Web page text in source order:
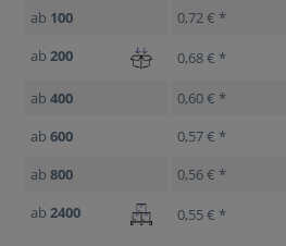
ab 100 0,72 € *
ab 200 0,68 € *
ab 400 0,60 € *
ab 600 0,57 € *
ab 800 0,56 € *
ab 2400 0,55 € *